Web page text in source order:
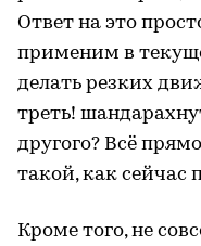
Ответ на это
применим в
делать резких
треть!
другого? Всё
такой, как сейчас
Кроме того, не